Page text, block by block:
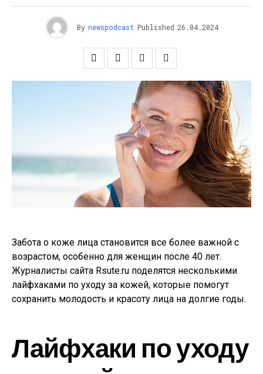
By newspodcast Published 26.04.2024
Забота о коже лица становится все более важной с
возрастом, особенно для женщин после 40 лет.
Журналисты сайта Rsute.ru поделятся несколькими
лайфхаками по уходу за кожей, которые помогут
сохранить молодость и красоту лица на долгие годы.
Лайфхаки по уходу